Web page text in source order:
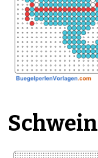
Schwein